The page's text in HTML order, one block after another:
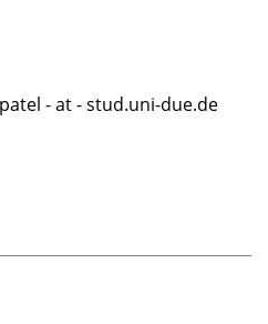
- at - stud.uni-due.de